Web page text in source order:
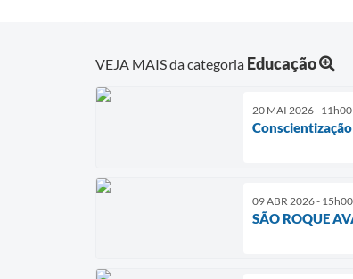
VEJA MAIS da categoria Educação
20 MAI 2026 - 11h00
09 ABR 2026 - 15h00
SÃO ROQUE